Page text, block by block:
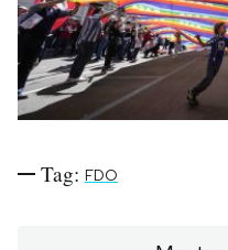
NEWSLETTER
Tag: FDO